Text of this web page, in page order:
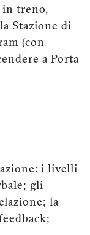
in treno,
Stazione di
(con
a Porta
i livelli
gli
la